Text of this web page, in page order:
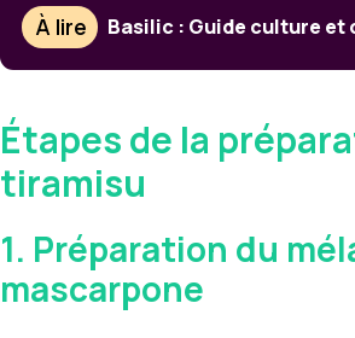
À lire Basilic : Guide culture
Étapes de la
tiramisu
1. Préparation du
mascarpone